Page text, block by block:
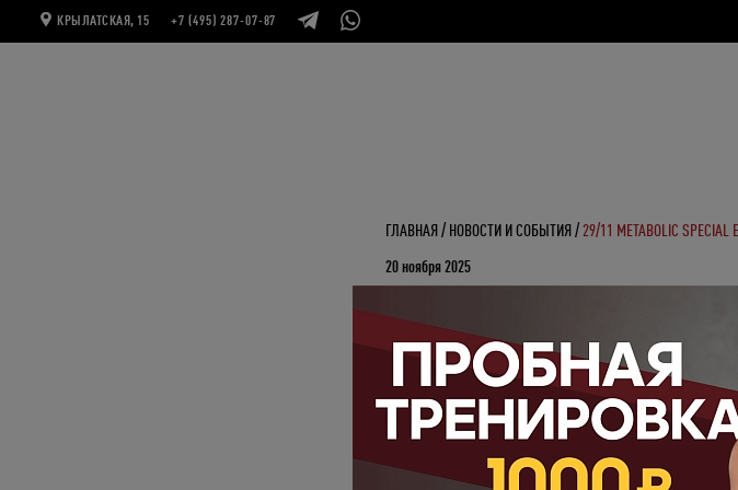
КРЫЛАТСКАЯ, 15 +7 (495) 287-07-87
ГЛАВНАЯ НОВОСТИ И СОБЫТИЯ 29/11 METABOLIC SPECIAL
20 ноября 2025
29/11 Metabolic Special
Прогоняем выгорание и включаем
Приглашаем тебя29 ноября в 14:30на
Нозимовым,которая не просто
внутреннее.